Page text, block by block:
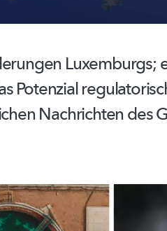
Luxemburgs;
Potenzial
Nachrichten des